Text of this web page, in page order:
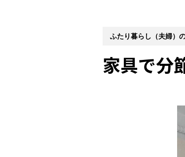
ふたり暮らし（夫婦）
家具で分